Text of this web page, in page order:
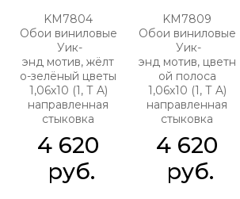
KM7804
Обои виниловые
Уик-
энд мотив, жёлт
о-зелёный цветы
1,06х10 (1, Т A)
направленная
стыковка
4 620
руб.
KM7809
Обои виниловые
Уик-
энд мотив, цветн
ой полоса
1,06х10 (1, Т A)
направленная
стыковка
4 620
руб.